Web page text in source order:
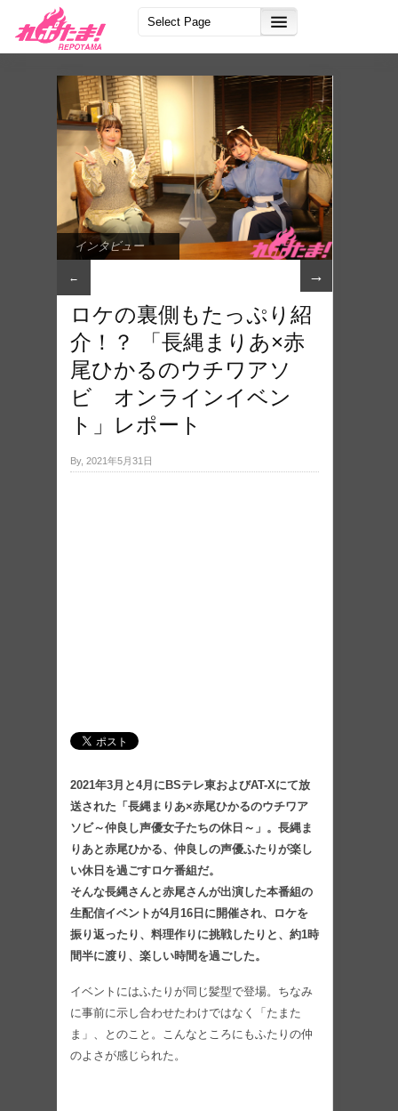
インタビュー
← →
ロケの裏側もたっぷり紹
介！？ 「長縄まりあ×赤
尾ひかるのウチワアソ
ビ オンラインイベン
ト」レポート
By, 2021年5月31日
2021年3月と4月にBSテレ東およびAT-Xにて放
送された「長縄まりあ×赤尾ひかるのウチワア
ソビ～仲良し声優女子たちの休日～」。長縄ま
りあと赤尾ひかる、仲良しの声優ふたりが楽し
い休日を過ごすロケ番組だ。
そんな長縄さんと赤尾さんが出演した本番組の
生配信イベントが4月16日に開催され、ロケを
振り返ったり、料理作りに挑戦したりと、約1時
間半に渡り、楽しい時間を過ごした。
イベントにはふたりが同じ髪型で登場。ちなみ
に事前に示し合わせたわけではなく「たまた
ま」、とのこと。こんなところにもふたりの仲
のよさが感じられた。